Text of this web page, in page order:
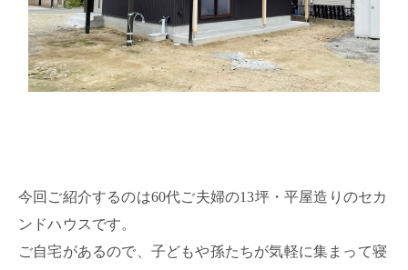
今回ご紹介するのは60代ご夫婦の13坪・平屋造りのセカ
ンドハウスです。
ご自宅があるので、子どもや孫たちが気軽に集まって寝